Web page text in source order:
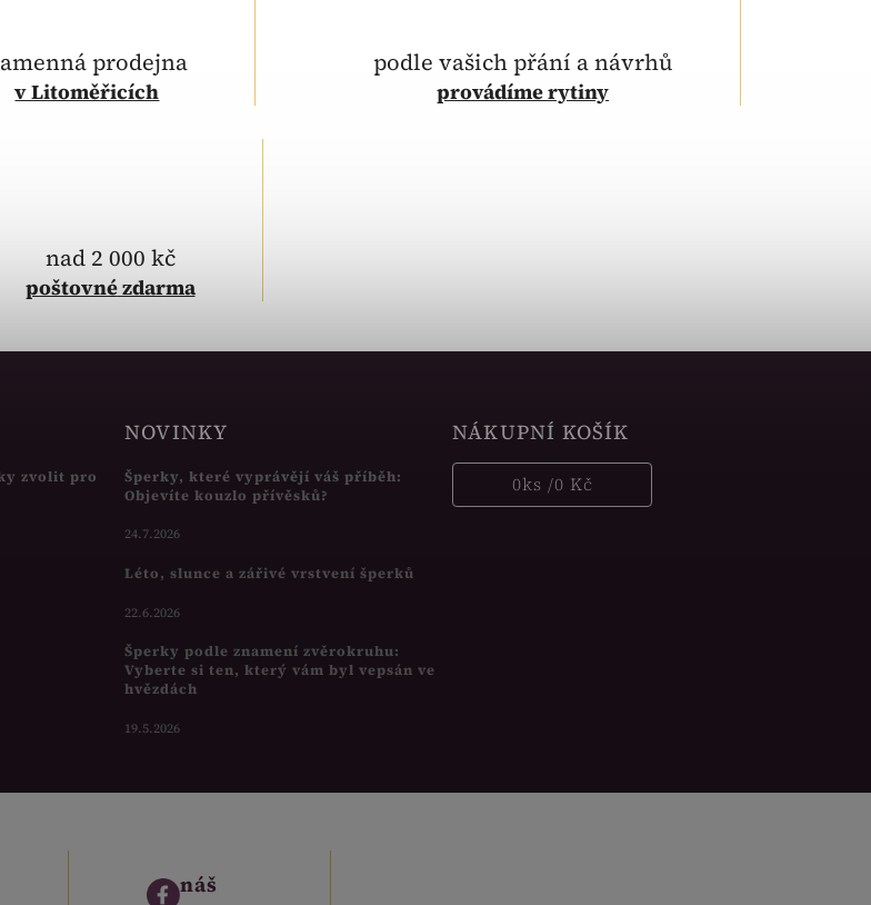
prodejna
v Litoměřicích
podle vašich přání a návrhů
provádíme rytiny
nad 2 000 kč
poštovnézdarma
zvolit pro
NOVINKY
Šperky, které vyprávějí váš příběh:
Objevíte kouzlo přívěsků?
24.7.2026
Léto, slunce a zářivé vrstvení šperků
22.6.2026
Šperky podle znamení zvěrokruhu:
Vyberte si ten, který vám byl vepsán ve
hvězdách
19.5.2026
NÁKUPNÍ KOŠÍK
0ks /0 Kč
náš